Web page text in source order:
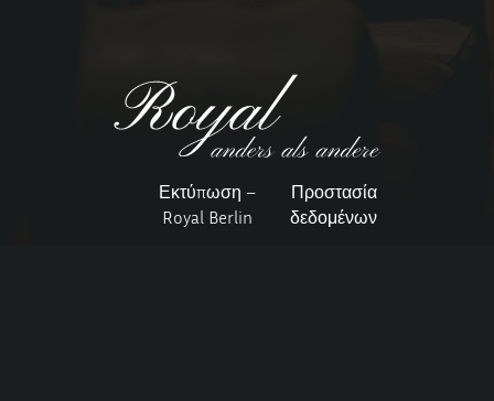
Εκτύπωση –
Royal Berlin
Προστασία
δεδομένων